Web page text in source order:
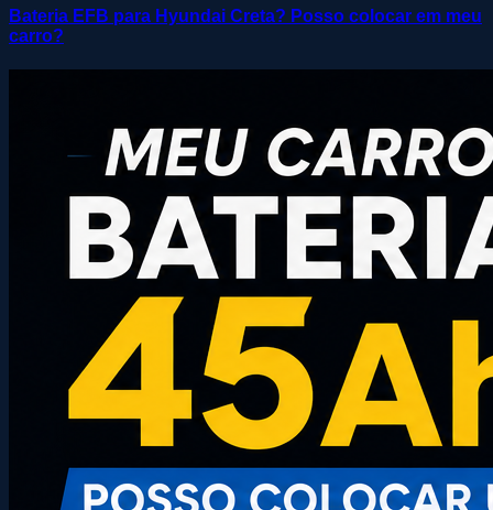
Bateria EFB para Hyundai Creta? Posso colocar em meu
carro?